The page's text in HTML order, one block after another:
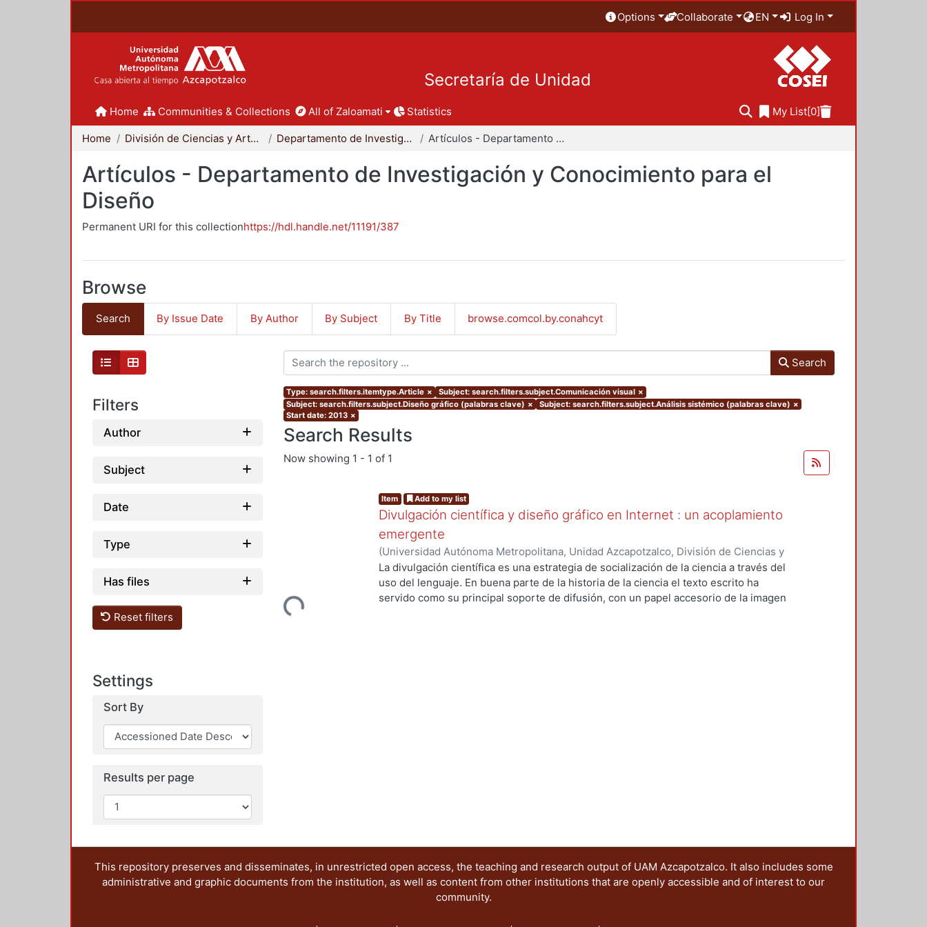
Options Collaborate EN Log In
Secretaría de Unidad
Home Communities & Collections All of Zaloamati Statistics My List[0]
Home División de Ciencias y Artes para el Diseño Departamento de Investigación y Conocimiento para el Diseño Artículos - Departamento de Investigación y Conocimiento para el Diseño
Artículos - Departamento de Investigación y Conocimiento para el
Diseño
Permanent URI for this collectionhttps://hdl.handle.net/11191/387
Browse
Search By Issue Date By Author By Subject By Title browse.comcol.by.conahcyt
Filters
Author
Subject
Date
Type
Has files
Reset filters
Settings
Sort By
Results per page
Search
Type: search.filters.itemtype.Article × Subject: search.filters.subject.Comunicación visual ×
Subject: search.filters.subject.Diseño gráfico (palabras clave) × Subject: search.filters.subject.Análisis sistémico (palabras clave) ×
Start date: 2013 ×
Search Results
Now showing 1 - 1 of 1
Loading...
Item Add to my list
Divulgación científica y diseño gráfico en Internet : un acoplamiento
emergente
(Universidad Autónoma Metropolitana, Unidad Azcapotzalco, División de Ciencias y
Artes para el Diseño, Departamento de Evaluación del Diseño en el Tiempo,2013-
03) Rosales González, Rodrigo
La divulgación científica es una estrategia de socialización de la ciencia a través del
uso del lenguaje. En buena parte de la historia de la ciencia el texto escrito ha
servido como su principal soporte de difusión, con un papel accesorio de la imagen
This repository preserves and disseminates, in unrestricted open access, the teaching and research output of UAM Azcapotzalco. It also includes some
administrative and graphic documents from the institution, as well as content from other institutions that are openly accessible and of interest to our
community.